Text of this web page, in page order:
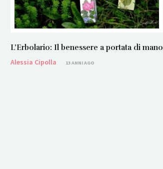
L’Erbolario: Il benessere a portata di mano
Alessia Cipolla
13 ANNI AGO